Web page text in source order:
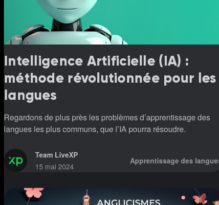
Intelligence Artificielle (IA) :
méthode révolutionnée pour les
langues
Regardons de plus près les problèmes d’apprentissage des
langues les plus communs, que l’IA pourra résoudre.
Team LiveXP
15 mai 2024
Apprentissage des